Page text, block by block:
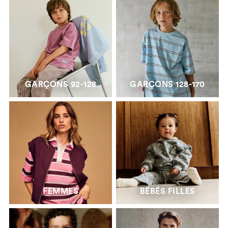
GARÇONS 92-128 GARÇONS 128-170
FEMMES BÉBÉS FILLES